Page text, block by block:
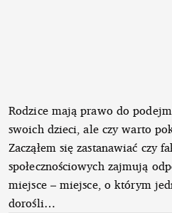
Rodzice mają prawo do
swoich dzieci, ale czy warto
Zacząłem się zastanawiać czy
społecznościowych zajmują
miejsce – miejsce, o którym
dorośli…